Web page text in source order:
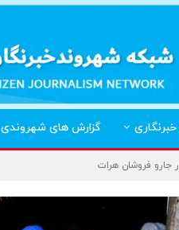
گزارش های شهروندی
جارو فروشان هرات